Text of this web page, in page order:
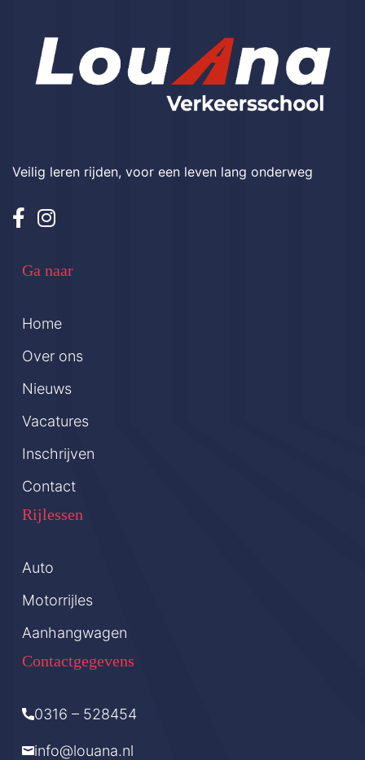
Veilig leren rijden, voor een leven lang onderweg
Ga naar
Home
Over ons
Nieuws
Vacatures
Inschrijven
Contact
Rijlessen
Auto
Motorrijles
Aanhangwagen
Contactgegevens
0316 – 528454
info@louana.nl